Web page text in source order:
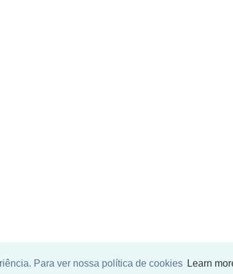
Para ver nossa política de cookies Learn